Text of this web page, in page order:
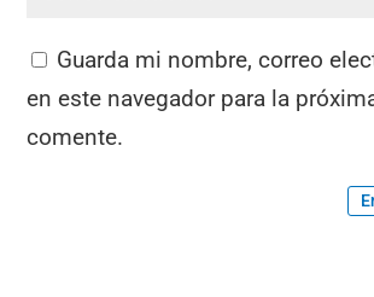
Guarda mi nombre, correo
en este navegador para la
comente.